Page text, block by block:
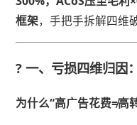
框架​，手把手拆解四维
? ​一、亏损四维归因
为什么“高广告花费≠高